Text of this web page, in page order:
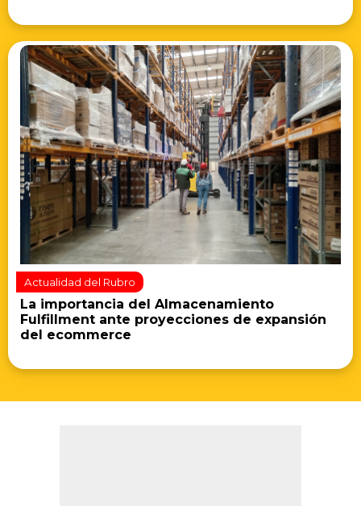
Actualidad del Rubro
La importancia del Almacenamiento
Fulfillment ante proyecciones de expansión
del ecommerce